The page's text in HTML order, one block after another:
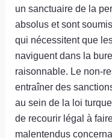
un sanctuaire de la
absolus et sont
qui nécessitent que
naviguent dans la
raisonnable. Le non-
entraîner des
au sein de la loi
de recourir légal à
malentendus